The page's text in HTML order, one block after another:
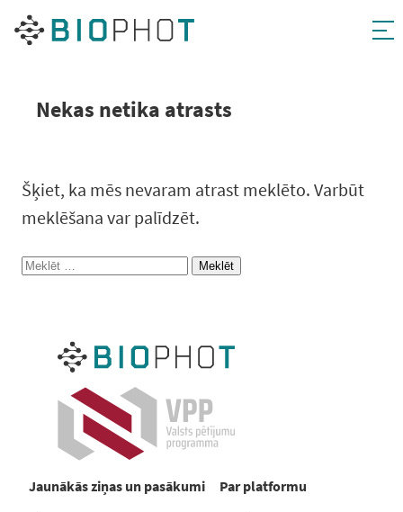
Pāriet
Nekas netika atrasts
Šķiet, ka mēs nevaram atrast meklēto. Varbūt
meklēšana var palīdzēt.
Meklēt:
Jaunākās ziņas un pasākumi
Par platformu